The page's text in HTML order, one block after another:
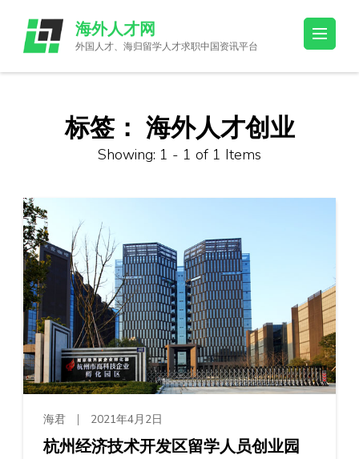
content
(Press
海外人才网
外国人才、海归留学人才求职中国资讯平台
标签： 海外人才创业
Showing: 1 - 1 of 1 Items
海君 2021年4月2日
杭州经济技术开发区留学人员创业园